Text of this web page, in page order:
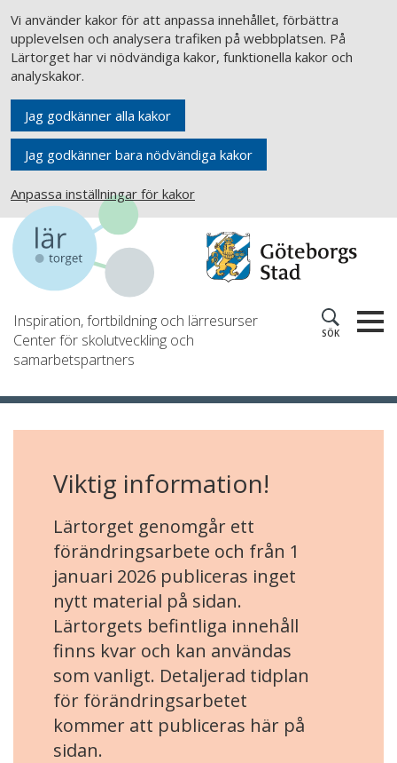
Vi använder kakor för att anpassa innehållet, förbättra
upplevelsen och analysera trafiken på webbplatsen. På
Lärtorget har vi nödvändiga kakor, funktionella kakor och
analyskakor.
Jag godkänner alla kakor
Jag godkänner bara nödvändiga kakor
Anpassa inställningar för kakor
Inspiration, fortbildning och lärresurser
Center för skolutveckling och
samarbetspartners
SÖK
Viktig information!
Lärtorget genomgår ett
förändringsarbete och från 1
januari 2026 publiceras inget
nytt material på sidan.
Lärtorgets befintliga innehåll
finns kvar och kan användas
som vanligt. Detaljerad tidplan
för förändringsarbetet
kommer att publiceras här på
sidan.